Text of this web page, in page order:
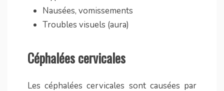
Nausées, vomissements
Troubles visuels (aura)
Céphalées cervicales
Les céphalées cervicales sont causées par